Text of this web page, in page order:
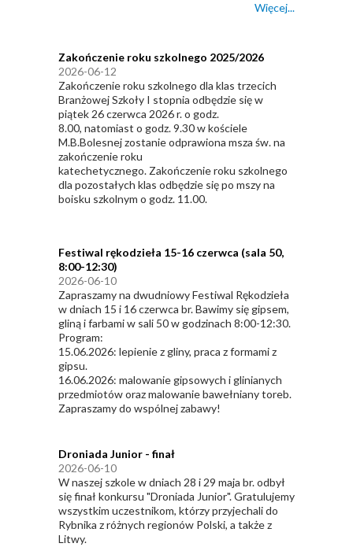
Więcej...
Zakończenie roku szkolnego 2025/2026
2026-06-12
Zakończenie roku szkolnego dla klas trzecich
Branżowej Szkoły I stopnia odbędzie się w
piątek 26 czerwca 2026 r. o godz.
8.00, natomiast o godz. 9.30 w kościele
M.B.Bolesnej zostanie odprawiona msza św. na
zakończenie roku
katechetycznego. Zakończenie roku szkolnego
dla pozostałych klas odbędzie się po mszy na
boisku szkolnym o godz. 11.00.
Festiwal rękodzieła 15-16 czerwca (sala 50,
8:00-12:30)
2026-06-10
Zapraszamy na dwudniowy Festiwal Rękodzieła
w dniach 15 i 16 czerwca br. Bawimy się gipsem,
gliną i farbami w sali 50 w godzinach 8:00-12:30.
Program:
15.06.2026: lepienie z gliny, praca z formami z
gipsu.
16.06.2026: malowanie gipsowych i glinianych
przedmiotów oraz malowanie bawełniany toreb.
Zapraszamy do wspólnej zabawy!
Droniada Junior - finał
2026-06-10
W naszej szkole w dniach 28 i 29 maja br. odbył
się finał konkursu "Droniada Junior". Gratulujemy
wszystkim uczestnikom, którzy przyjechali do
Rybnika z różnych regionów Polski, a także z
Litwy.